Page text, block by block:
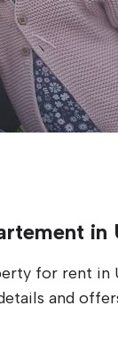
in
for rent in
and